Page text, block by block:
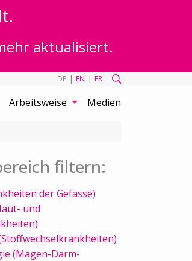
aktualisiert.
DE | EN | FR
Arbeitsweise Medien
filtern:
der Gefässe)
und
(Magen-Darm-